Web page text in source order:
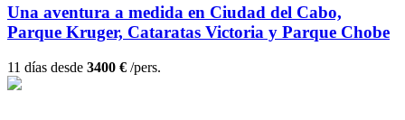
Una aventura a medida en Ciudad del Cabo,
Parque Kruger, Cataratas Victoria y Parque Chobe
11 días desde 3400 € /pers.